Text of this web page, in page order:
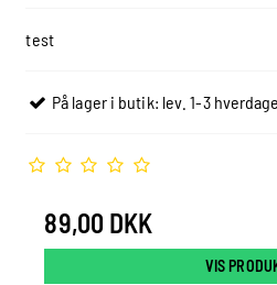
test
På lager i butik: lev. 1-3 hverdage
89,00 DKK
VIS